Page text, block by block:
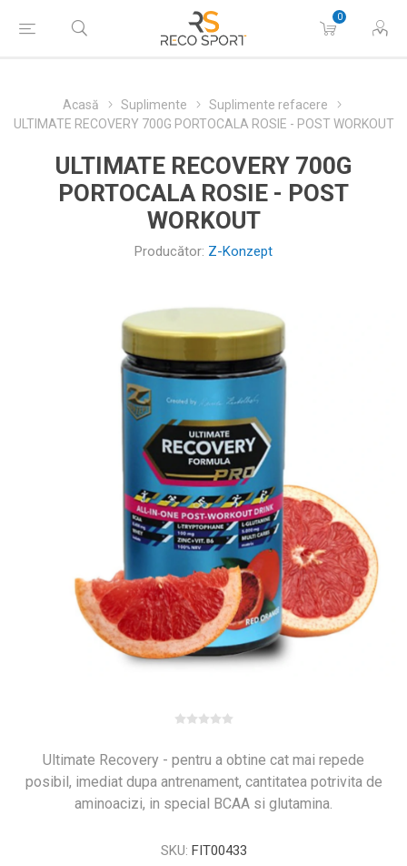
0
Acasă Suplimente
Suplimente refacere
ULTIMATE RECOVERY 700G PORTOCALA ROSIE - POST WORKOUT
ULTIMATE RECOVERY 700G
PORTOCALA ROSIE - POST
WORKOUT
Producător: Z-Konzept
Ultimate Recovery - pentru a obtine cat mai repede
posibil, imediat dupa antrenament, cantitatea potrivita de
aminoacizi, in special BCAA si glutamina.
SKU: FIT00433